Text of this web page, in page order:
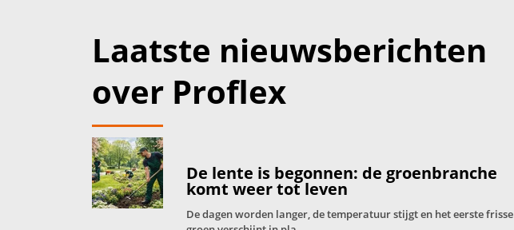
Laatste nieuwsberichten
over Proflex
De lente is begonnen: de groenbranche
komt weer tot leven
De dagen worden langer, de temperatuur stijgt en het eerste frisse